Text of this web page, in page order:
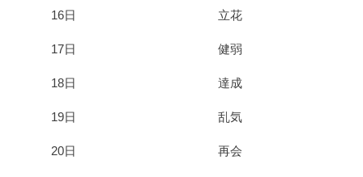
16日 立花
17日 健弱
18日 達成
19日 乱気
20日 再会